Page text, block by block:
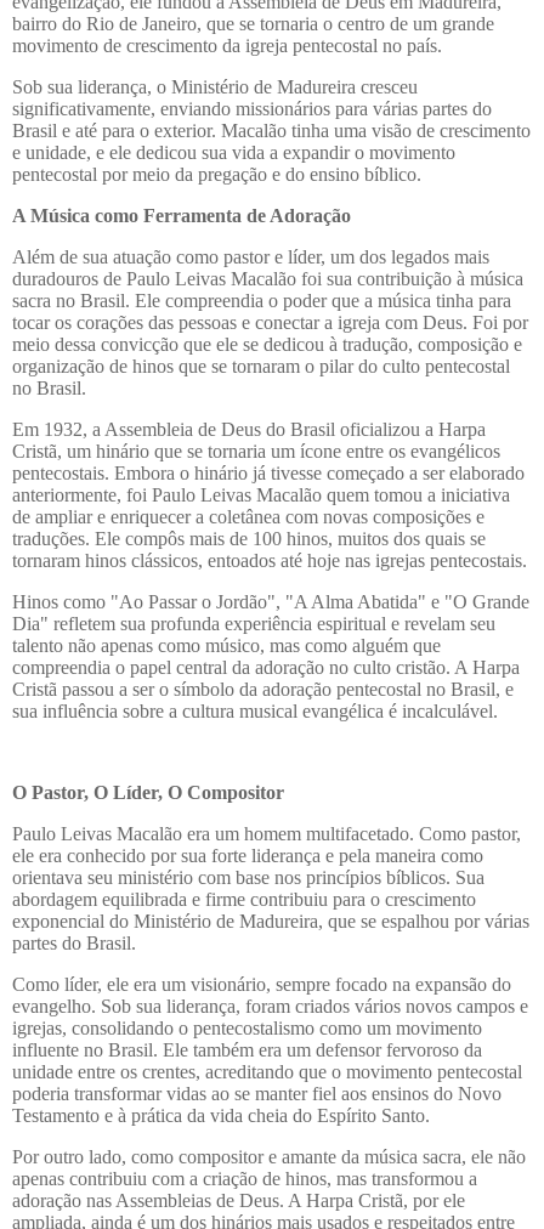
bairro do Rio de Janeiro, que se tornaria o centro de um grande
movimento de crescimento da igreja pentecostal no país.
Sob sua liderança, o Ministério de Madureira cresceu
significativamente, enviando missionários para várias partes do
Brasil e até para o exterior. Macalão tinha uma visão de crescimento
e unidade, e ele dedicou sua vida a expandir o movimento
pentecostal por meio da pregação e do ensino bíblico.
A Música como Ferramenta de Adoração
Além de sua atuação como pastor e líder, um dos legados mais
duradouros de Paulo Leivas Macalão foi sua contribuição à música
sacra no Brasil. Ele compreendia o poder que a música tinha para
tocar os corações das pessoas e conectar a igreja com Deus. Foi por
meio dessa convicção que ele se dedicou à tradução, composição e
organização de hinos que se tornaram o pilar do culto pentecostal
no Brasil.
Em 1932, a Assembleia de Deus do Brasil oficializou a Harpa
Cristã, um hinário que se tornaria um ícone entre os evangélicos
pentecostais. Embora o hinário já tivesse começado a ser elaborado
anteriormente, foi Paulo Leivas Macalão quem tomou a iniciativa
de ampliar e enriquecer a coletânea com novas composições e
traduções. Ele compôs mais de 100 hinos, muitos dos quais se
tornaram hinos clássicos, entoados até hoje nas igrejas pentecostais.
Hinos como "Ao Passar o Jordão", "A Alma Abatida" e "O Grande
Dia" refletem sua profunda experiência espiritual e revelam seu
talento não apenas como músico, mas como alguém que
compreendia o papel central da adoração no culto cristão. A Harpa
Cristã passou a ser o símbolo da adoração pentecostal no Brasil, e
sua influência sobre a cultura musical evangélica é incalculável.
O Pastor, O Líder, O Compositor
Paulo Leivas Macalão era um homem multifacetado. Como pastor,
ele era conhecido por sua forte liderança e pela maneira como
orientava seu ministério com base nos princípios bíblicos. Sua
abordagem equilibrada e firme contribuiu para o crescimento
exponencial do Ministério de Madureira, que se espalhou por várias
partes do Brasil.
Como líder, ele era um visionário, sempre focado na expansão do
evangelho. Sob sua liderança, foram criados vários novos campos e
igrejas, consolidando o pentecostalismo como um movimento
influente no Brasil. Ele também era um defensor fervoroso da
unidade entre os crentes, acreditando que o movimento pentecostal
poderia transformar vidas ao se manter fiel aos ensinos do Novo
Testamento e à prática da vida cheia do Espírito Santo.
Por outro lado, como compositor e amante da música sacra, ele não
apenas contribuiu com a criação de hinos, mas transformou a
adoração nas Assembleias de Deus. A Harpa Cristã, por ele
ampliada, ainda é um dos hinários mais usados e respeitados entre